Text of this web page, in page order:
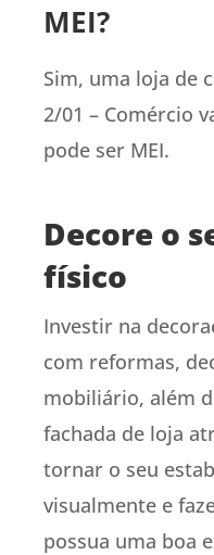
MEI?
Sim, uma loja de
2/01 – Comércio
pode ser MEI.
Decore o
físico
Investir na
com reformas,
mobiliário, além
fachada de loja
tornar o seu
visualmente e
possua uma boa